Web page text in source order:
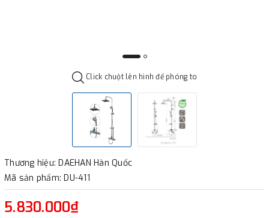
Click chuột lên hình để phóng to
Thương hiệu: DAEHAN Hàn Quốc
Mã sản phẩm: DU-411
5.830.000₫